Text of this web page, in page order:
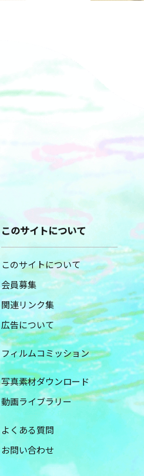
このサイトについて
このサイトについて
会員募集
関連リンク集
広告について
フィルムコミッション
写真素材ダウンロード
動画ライブラリー
よくある質問
お問い合わせ